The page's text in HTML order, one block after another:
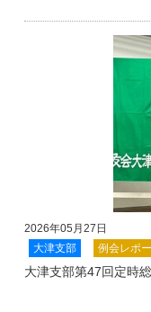
2026年05月27日
大津支部
例会レポ
大津支部第47回定時